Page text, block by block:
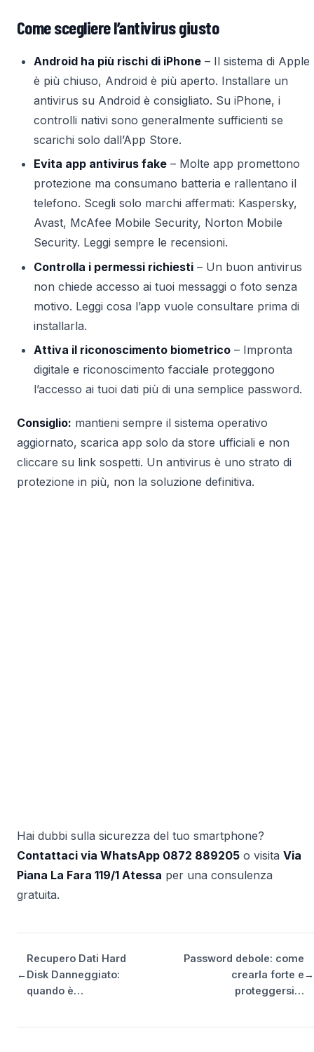
Come scegliere l’antivirus giusto
Android ha più rischi di iPhone – Il sistema di Apple
è più chiuso, Android è più aperto. Installare un
antivirus su Android è consigliato. Su iPhone, i
controlli nativi sono generalmente sufficienti se
scarichi solo dall’App Store.
Evita app antivirus fake – Molte app promettono
protezione ma consumano batteria e rallentano il
telefono. Scegli solo marchi affermati: Kaspersky,
Avast, McAfee Mobile Security, Norton Mobile
Security. Leggi sempre le recensioni.
Controlla i permessi richiesti – Un buon antivirus
non chiede accesso ai tuoi messaggi o foto senza
motivo. Leggi cosa l’app vuole consultare prima di
installarla.
Attiva il riconoscimento biometrico – Impronta
digitale e riconoscimento facciale proteggono
l’accesso ai tuoi dati più di una semplice password.
Consiglio: mantieni sempre il sistema operativo
aggiornato, scarica app solo da store ufficiali e non
cliccare su link sospetti. Un antivirus è uno strato di
protezione in più, non la soluzione definitiva.
Hai dubbi sulla sicurezza del tuo smartphone?
Contattaci via WhatsApp 0872 889205 o visita Via
Piana La Fara 119/1 Atessa per una consulenza
gratuita.
←
Recupero Dati Hard
Disk Danneggiato:
quando è…
Password debole: come
crearla forte e
proteggersi…
→